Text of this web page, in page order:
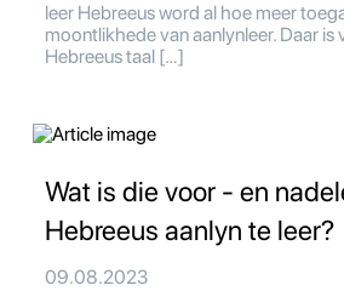
leer Hebreeus word al hoe meer
moontlikhede van aanlynleer. Daar is
Hebreeus taal […]
Wat is die voor - en
Hebreeus aanlyn te leer?
09.08.2023